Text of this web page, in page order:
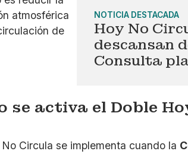
NOTICIA DESTACADA
Hoy No
descansan
Consulta
se activa el Doble
No Circula se implementa cuando la